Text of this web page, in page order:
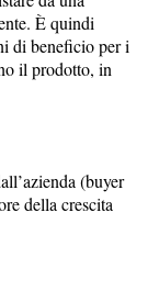
È quindi
di beneficio per i
il prodotto, in
(buyer
della crescita